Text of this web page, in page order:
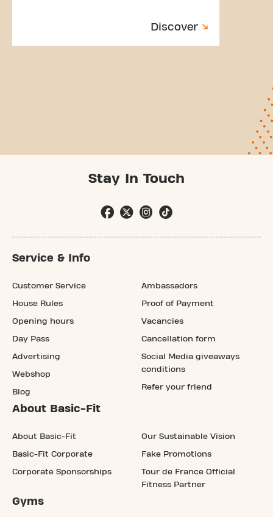
Discover
Stay In Touch
Service & Info
Customer Service
House Rules
Opening hours
Day Pass
Advertising
Webshop
Blog
Ambassadors
Proof of Payment
Vacancies
Cancellation form
Social Media giveaways
conditions
Refer your friend
About Basic-Fit
About Basic-Fit
Basic-Fit Corporate
Corporate Sponsorships
Our Sustainable Vision
Fake Promotions
Tour de France Official
Fitness Partner
Gyms